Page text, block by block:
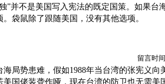
”并不是美国写入宪法的既定国策。如果台
袋鼠除了跟随美国，没有其他选项。
留言时
海局势患难，假如1988年当台湾的张宪义向
美国佬装聋作哑，现在台湾的防卫也无需美